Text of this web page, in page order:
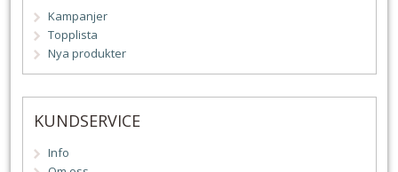
Kampanjer
Topplista
Nya produkter
KUNDSERVICE
Info